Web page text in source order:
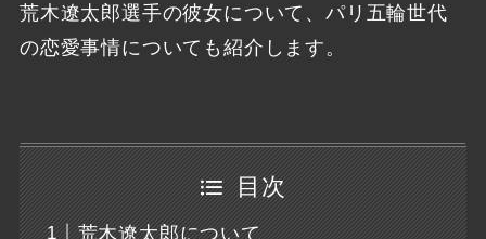
荒木遼太郎選手の彼女について、パリ五輪世代
の恋愛事情についても紹介します。
目次
荒木遼太郎について